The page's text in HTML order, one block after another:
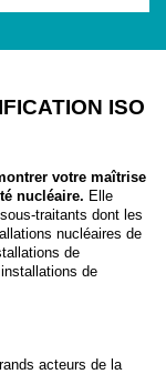
ISO
votre maîtrise
nucléaire. Elle
traitants dont les
nucléaires de
de
de
acteurs de la